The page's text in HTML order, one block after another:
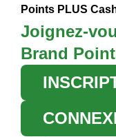
Points PLUS
Joignez-
Brand